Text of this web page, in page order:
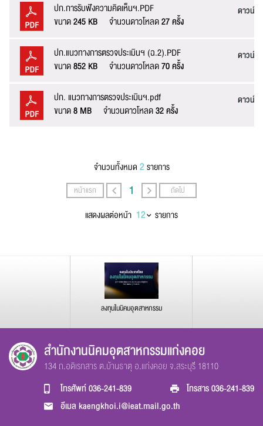
ปก.การรับฟังความคิดเห็นฯ.PDF
ขนาด245 KB จำนวนดาวโหลด27 ครั้ง
ดาวน์โ
ปก.แนวทางการตรวจประเมินฯ (ฉ.2).PDF
ขนาด852 KB จำนวนดาวโหลด70 ครั้ง
ดาวน์โ
ปก. แนวทางการตรวจประเมินฯ.pdf
ขนาด8 MB จำนวนดาวโหลด32 ครั้ง
ดาวน์โ
จำนวนทั้งหมด 2รายการ
หน้าแรก 1 ถัดไป
แสดงผลต่อหน้า รายการ
ส่งข้อความ ล้างข้อมูล
ลงทุนในนิคมอุตสาหกรรม
สำนักงานนิคมอุตสาหกรรมแก่งคอย
134 ถ.อดิเรกสาร ต.บ้านธาตุ อ.แก่งคอย จ.สระบุรี 18110
โทรศัพท์036-241-839 โทรสาร036-241-839
อีเมล kaengkhoi.i@ieat.mail.go.th